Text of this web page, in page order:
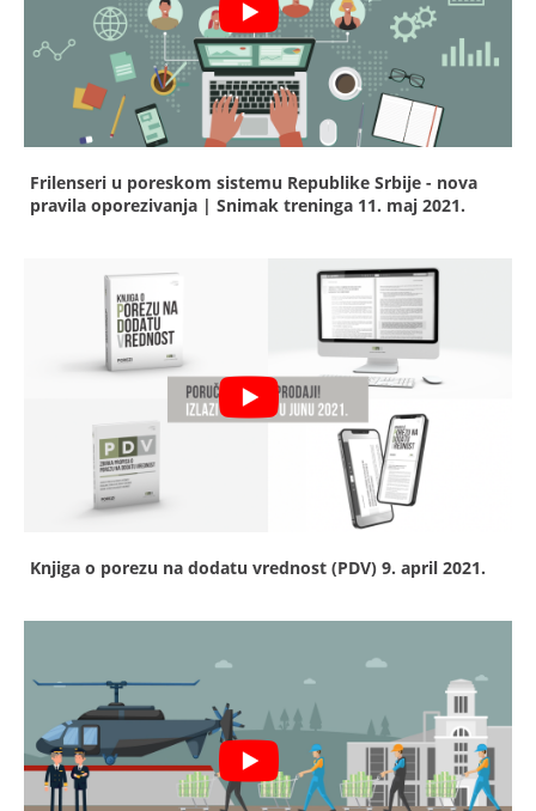
Frilenseri u poreskom sistemu Republike Srbije - nova
pravila oporezivanja | Snimak treninga 11. maj 2021.
Knjiga o porezu na dodatu vrednost (PDV) 9. april 2021.